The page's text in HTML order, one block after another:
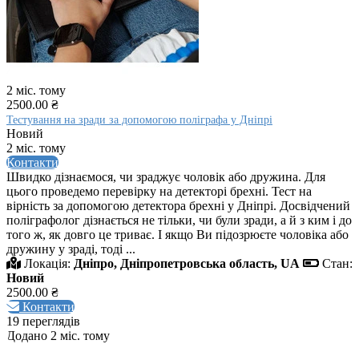
2 міс. тому
2500.00 ₴
Тестування на зради за допомогою поліграфа у Дніпрі
Новий
2 міс. тому
Контакти
Швидко дізнаємося, чи зраджує чоловік або дружина. Для
цього проведемо перевірку на детекторі брехні. Тест на
вірність за допомогою детектора брехні у Дніпрі. Досвідчений
поліграфолог дізнається не тільки, чи були зради, а й з ким і до
того ж, як довго це триває. І якщо Ви підозрюєте чоловіка або
дружину у зраді, тоді ...
Локація: Дніпро, Дніпропетровська область, UA
Стан:
Новий
2500.00 ₴
Контакти
19 переглядів
Додано 2 міс. тому